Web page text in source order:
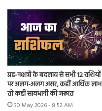
ग्रह-नक्षत्रों के बदलाव से सभी 12 राशियों
पर अलग-अलग असर, कहीं आर्थिक लाभ
तो कहीं सावधानी की जरूरत
30 May 2026 - 8:52 AM